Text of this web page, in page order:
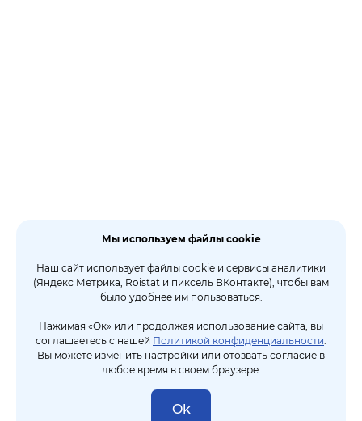
Мы используем файлы cookie
Наш сайт использует файлы cookie и сервисы аналитики
(Яндекс Метрика, Roistat и пиксель ВКонтакте), чтобы вам
было удобнее им пользоваться.
Нажимая «Ок» или продолжая использование сайта, вы
соглашаетесь с нашей Политикой конфиденциальности.
Вы можете изменить настройки или отозвать согласие в
любое время в своем браузере.
Ok